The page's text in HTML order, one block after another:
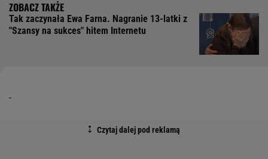
Tak zaczynała Ewa Farna. Nagranie 13-latki z
"Szansy na sukces" hitem Internetu